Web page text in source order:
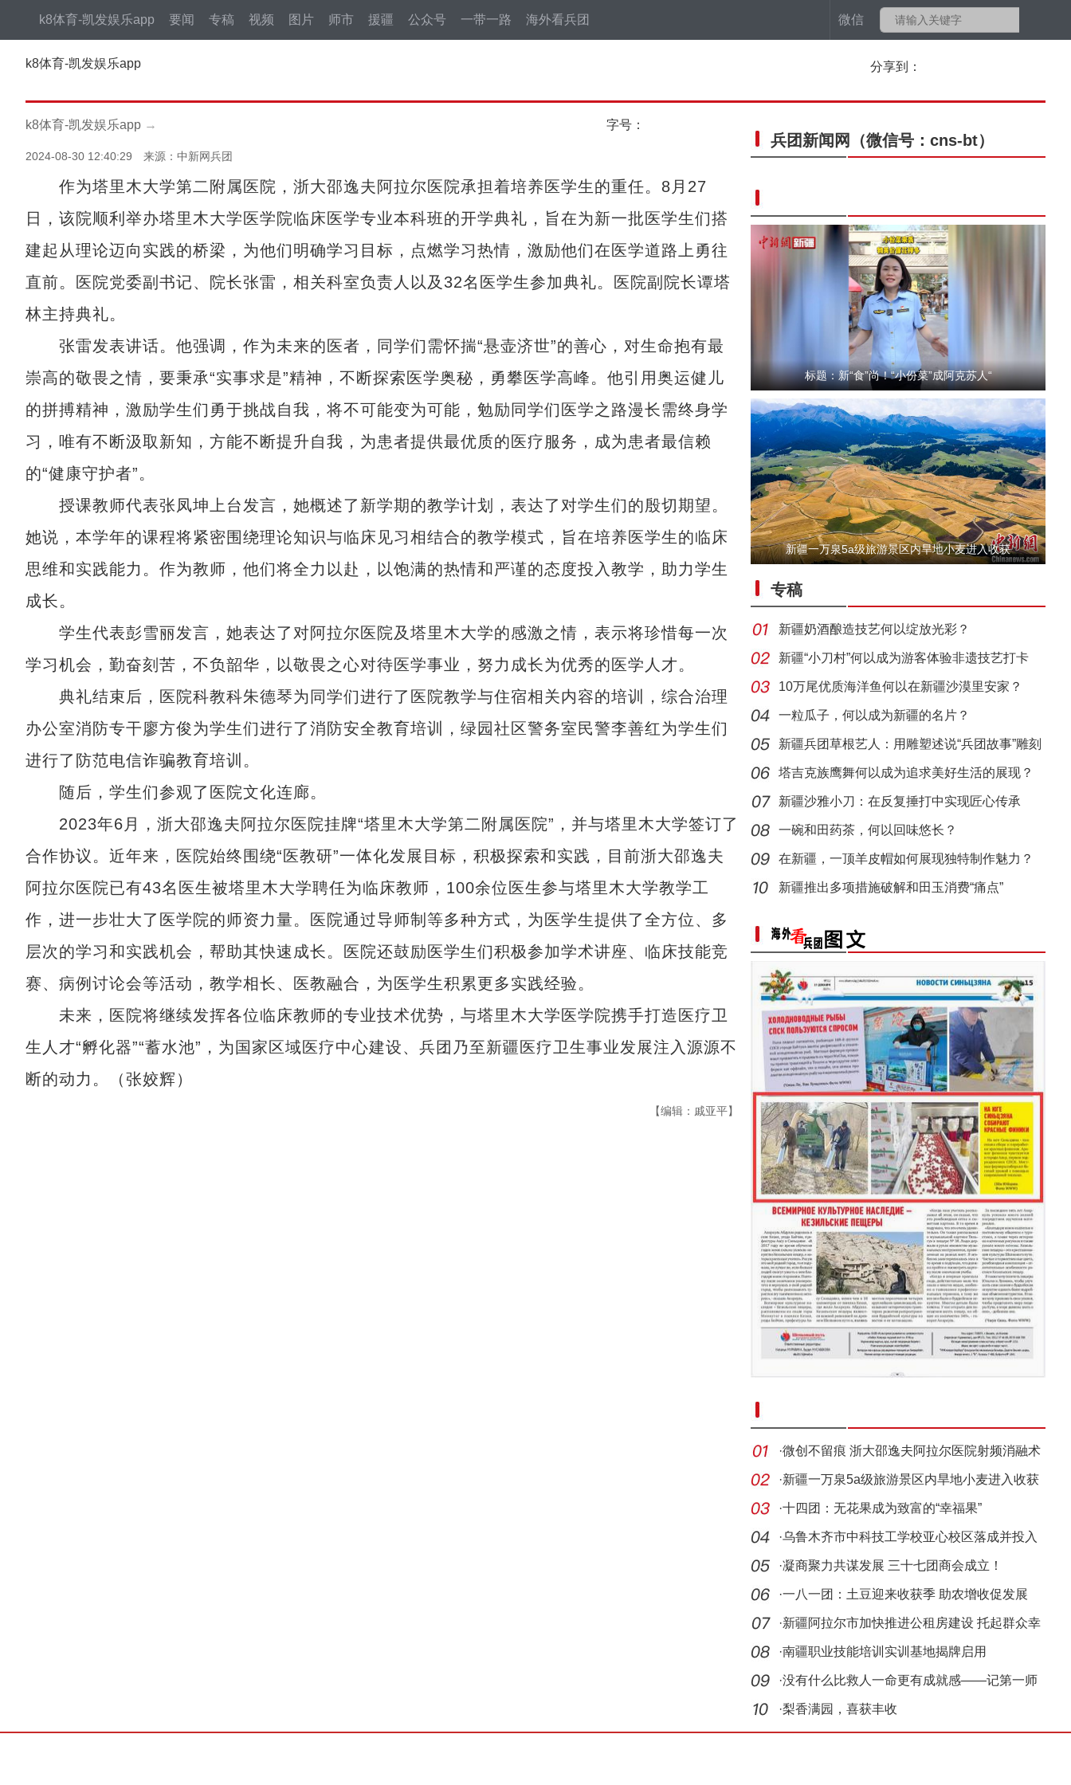
微信
k8体育-凯发娱乐app 要闻 专稿 视频 图片 师市 援疆 公众号 一带一路 海外看兵团
k8体育-凯发娱乐app 分享到：
k8体育-凯发娱乐app → 字号：
2024-08-30 12:40:29 来源：中新网兵团
作为塔里木大学第二附属医院，浙大邵逸夫阿拉尔医院承担着培养医学生的重任。8月27
日，该院顺利举办塔里木大学医学院临床医学专业本科班的开学典礼，旨在为新一批医学生们搭
建起从理论迈向实践的桥梁，为他们明确学习目标，点燃学习热情，激励他们在医学道路上勇往
直前。医院党委副书记、院长张雷，相关科室负责人以及32名医学生参加典礼。医院副院长谭塔
林主持典礼。
张雷发表讲话。他强调，作为未来的医者，同学们需怀揣“悬壶济世”的善心，对生命抱有最
崇高的敬畏之情，要秉承“实事求是”精神，不断探索医学奥秘，勇攀医学高峰。他引用奥运健儿
的拼搏精神，激励学生们勇于挑战自我，将不可能变为可能，勉励同学们医学之路漫长需终身学
习，唯有不断汲取新知，方能不断提升自我，为患者提供最优质的医疗服务，成为患者最信赖
的“健康守护者”。
授课教师代表张凤坤上台发言，她概述了新学期的教学计划，表达了对学生们的殷切期望。
她说，本学年的课程将紧密围绕理论知识与临床见习相结合的教学模式，旨在培养医学生的临床
思维和实践能力。作为教师，他们将全力以赴，以饱满的热情和严谨的态度投入教学，助力学生
成长。
学生代表彭雪丽发言，她表达了对阿拉尔医院及塔里木大学的感激之情，表示将珍惜每一次
学习机会，勤奋刻苦，不负韶华，以敬畏之心对待医学事业，努力成长为优秀的医学人才。
典礼结束后，医院科教科朱德琴为同学们进行了医院教学与住宿相关内容的培训，综合治理
办公室消防专干廖方俊为学生们进行了消防安全教育培训，绿园社区警务室民警李善红为学生们
进行了防范电信诈骗教育培训。
随后，学生们参观了医院文化连廊。
2023年6月，浙大邵逸夫阿拉尔医院挂牌“塔里木大学第二附属医院”，并与塔里木大学签订了
合作协议。近年来，医院始终围绕“医教研”一体化发展目标，积极探索和实践，目前浙大邵逸夫
阿拉尔医院已有43名医生被塔里木大学聘任为临床教师，100余位医生参与塔里木大学教学工
作，进一步壮大了医学院的师资力量。医院通过导师制等多种方式，为医学生提供了全方位、多
层次的学习和实践机会，帮助其快速成长。医院还鼓励医学生们积极参加学术讲座、临床技能竞
赛、病例讨论会等活动，教学相长、医教融合，为医学生积累更多实践经验。
未来，医院将继续发挥各位临床教师的专业技术优势，与塔里木大学医学院携手打造医疗卫
生人才“孵化器”“蓄水池”，为国家区域医疗中心建设、兵团乃至新疆医疗卫生事业发展注入源源不
断的动力。（张姣辉）
【编辑：戚亚平】
兵团新闻网 （微信号：cns-bt）
标题：新“食”尚！“小份菜”成阿克苏人“
“五一”假期，开都河天鹅湾迎客流高峰
“阿克苏是个好地方·四季之美”——《走进
新疆一万泉5a级旅游景区内旱地小麦进入收获
（追风逐日看新疆）新疆阿勒泰依托资源优势
专稿
新疆奶酒酿造技艺何以绽放光彩？
新疆“小刀村”何以成为游客体验非遗技艺打卡
地？
10万尾优质海洋鱼何以在新疆沙漠里安家？
一粒瓜子，何以成为新疆的名片？
新疆兵团草根艺人：用雕塑述说“兵团故事”雕刻
别
塔吉克族鹰舞何以成为追求美好生活的展现？
新疆沙雅小刀：在反复捶打中实现匠心传承
一碗和田药茶，何以回味悠长？
在新疆，一顶羊皮帽如何展现独特制作魅力？
新疆推出多项措施破解和田玉消费“痛点”
·微创不留痕 浙大邵逸夫阿拉尔医院射频消融术
获赞
·新疆一万泉5a级旅游景区内旱地小麦进入收获
期
·十四团：无花果成为致富的“幸福果”
·乌鲁木齐市中科技工学校亚心校区落成并投入
使用
·凝商聚力共谋发展 三十七团商会成立！
·一八一团：土豆迎来收获季 助农增收促发展
·新疆阿拉尔市加快推进公租房建设 托起群众幸
福宜居
·南疆职业技能培训实训基地揭牌启用
·没有什么比救人一命更有成就感——记第一师
医院援
·梨香满园，喜获丰收